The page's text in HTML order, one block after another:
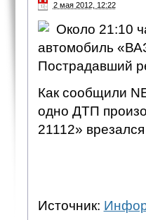
2 мая 2012, 12:22
Около 21:10
автомобиль
Пострадавший
Как сообщили
одно ДТП
21112»
Источник: